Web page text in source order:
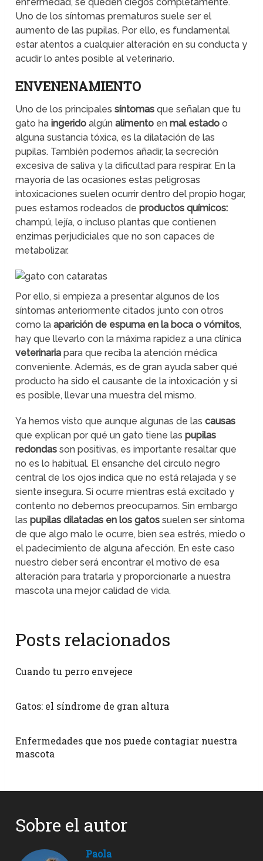
Uno de los síntomas prematuros suele ser el
aumento de las pupilas. Por ello, es fundamental
estar atentos a cualquier alteración en su conducta y
acudir lo antes posible al veterinario.
ENVENENAMIENTO
Uno de los principalessíntomasque señalan que tu
gato haingeridoalgúnalimento enmal estado o
alguna sustancia tóxica, es la dilatación de las
pupilas. También podemos añadir, la secreción
excesiva de saliva y la dificultad para respirar. En la
mayoría de las ocasiones estas peligrosas
intoxicaciones suelen ocurrir dentro del propio hogar,
pues estamos rodeados deproductos químicos:
champú, lejía, o incluso plantas que contienen
enzimas perjudiciales que no son capaces de
metabolizar.
Por ello, si empieza a presentar algunos de los
síntomas anteriormente citados junto con otros
como la aparición de espuma en la boca o vómitos,
hay que llevarlo con la máxima rapidez a una clínica
veterinariapara que reciba la atención médica
conveniente. Además, es de gran ayuda saber qué
producto ha sido el causante de la intoxicación y si
es posible, llevar una muestra del mismo.
Ya hemos visto que aunque algunas de lascausas
que explican por qué un gato tiene laspupilas
redondasson positivas, es importante resaltar que
no es lo habitual. El ensanche del circulo negro
central de los ojos indica que no está relajada y se
siente insegura. Si ocurre mientras está excitado y
contento no debemos preocuparnos. Sin embargo
las pupilas dilatadas en los gatossuelen ser síntoma
de que algo malo le ocurre, bien sea estrés, miedo o
el padecimiento de alguna afección. En este caso
nuestro deber será encontrar el motivo de esa
alteración para tratarla y proporcionarle a nuestra
mascota una mejor calidad de vida.
Posts relacionados
Cuando tu perro envejece
Gatos: el síndrome de gran altura
Enfermedades que nos puede contagiar nuestra
mascota
Sobre el autor
Paola